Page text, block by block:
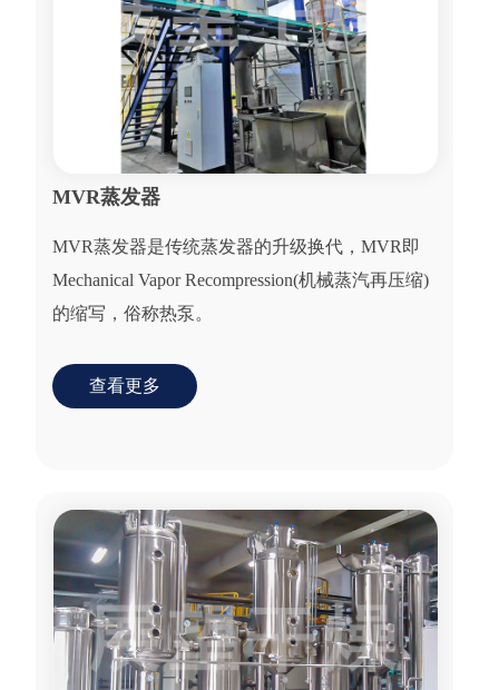
MVR蒸发器
MVR蒸发器是传统蒸发器的升级换代，MVR即
Mechanical Vapor Recompression(机械蒸汽再压缩)
的缩写，俗称热泵。
查看更多